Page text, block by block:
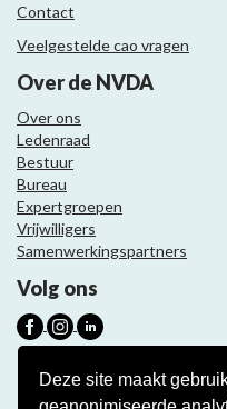
Deze site maakt
Contact
Veelgestelde cao vragen
Over de NVDA
Over ons
Ledenraad
Bestuur
Bureau
Expertgroepen
Vrijwilligers
Samenwerkingspartners
Volg ons
Nieuwsbrief